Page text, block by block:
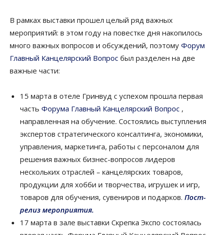
В рамках выставки прошел целый ряд важных
мероприятий: в этом году на повестке дня накопилось
много важных вопросов и обсуждений, поэтому Форум
Главный Канцелярский Вопрос был разделен на две
важные части:
15 марта в отеле Гринвуд с успехом прошла первая
часть Форума Главный Канцелярский Вопрос ,
направленная на обучение. Состоялись выступления
экспертов стратегического консалтинга, экономики,
управления, маркетинга, работы с персоналом для
решения важных бизнес-вопросов лидеров
нескольких отраслей – канцелярских товаров,
продукции для хобби и творчества, игрушек и игр,
товаров для обучения, сувениров и подарков. Пост-
релиз мероприятия.
17 марта в зале выставки Скрепка Экспо состоялась